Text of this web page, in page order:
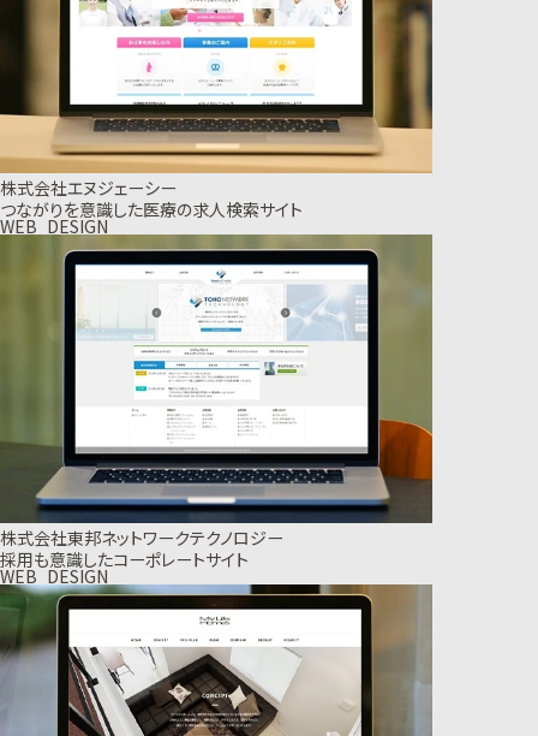
株式会社エヌジェーシー
つながりを意識した医療の求人検索サイト
WEB_DESIGN
株式会社東邦ネットワークテクノロジー
採用も意識したコーポレートサイト
WEB_DESIGN